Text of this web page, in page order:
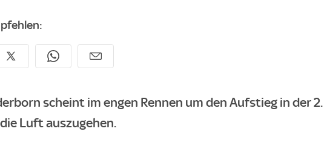
scheint im engen Rennen um den Aufstieg in der 2.
Luft auszugehen.